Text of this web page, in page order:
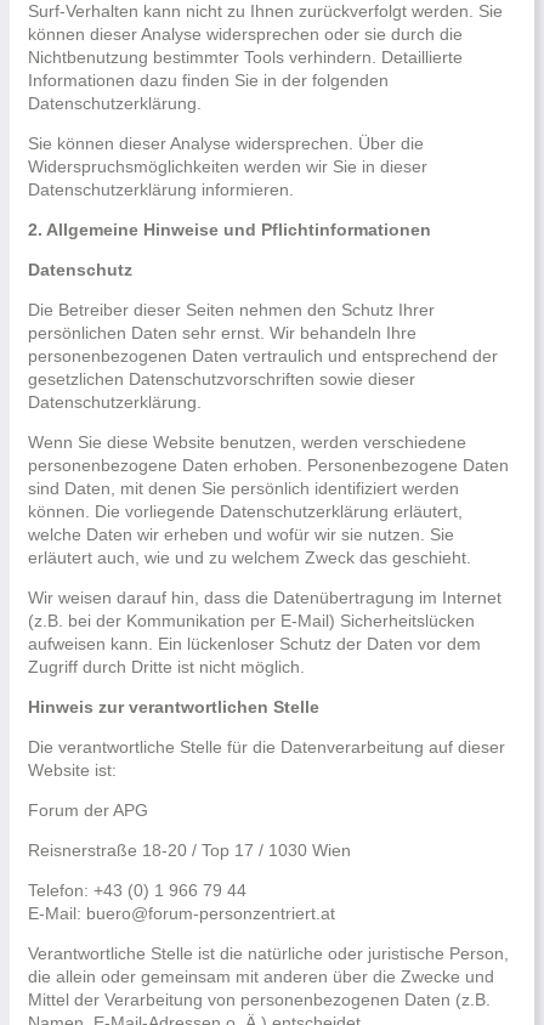
Surf-Verhalten kann nicht zu Ihnen zurückverfolgt werden. Sie
können dieser Analyse widersprechen oder sie durch die
Nichtbenutzung bestimmter Tools verhindern. Detaillierte
Informationen dazu finden Sie in der folgenden
Datenschutzerklärung.
Sie können dieser Analyse widersprechen. Über die
Widerspruchsmöglichkeiten werden wir Sie in dieser
Datenschutzerklärung informieren.
2. Allgemeine Hinweise und Pflichtinformationen
Datenschutz
Die Betreiber dieser Seiten nehmen den Schutz Ihrer
persönlichen Daten sehr ernst. Wir behandeln Ihre
personenbezogenen Daten vertraulich und entsprechend der
gesetzlichen Datenschutzvorschriften sowie dieser
Datenschutzerklärung.
Wenn Sie diese Website benutzen, werden verschiedene
personenbezogene Daten erhoben. Personenbezogene Daten
sind Daten, mit denen Sie persönlich identifiziert werden
können. Die vorliegende Datenschutzerklärung erläutert,
welche Daten wir erheben und wofür wir sie nutzen. Sie
erläutert auch, wie und zu welchem Zweck das geschieht.
Wir weisen darauf hin, dass die Datenübertragung im Internet
(z.B. bei der Kommunikation per E-Mail) Sicherheitslücken
aufweisen kann. Ein lückenloser Schutz der Daten vor dem
Zugriff durch Dritte ist nicht möglich.
Hinweis zur verantwortlichen Stelle
Die verantwortliche Stelle für die Datenverarbeitung auf dieser
Website ist:
Forum der APG
Reisnerstraße 18-20 / Top 17 / 1030 Wien
Telefon: +43 (0) 1 966 79 44
E-Mail: buero@forum-personzentriert.at
Verantwortliche Stelle ist die natürliche oder juristische Person,
die allein oder gemeinsam mit anderen über die Zwecke und
Mittel der Verarbeitung von personenbezogenen Daten (z.B.